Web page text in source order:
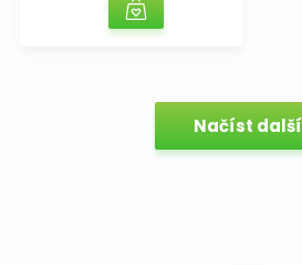
Načíst další